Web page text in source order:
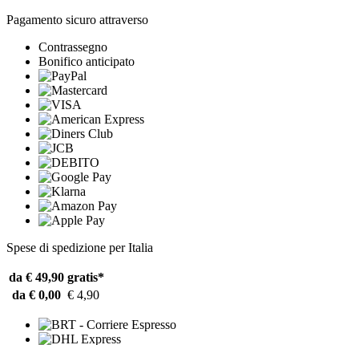
Pagamento sicuro attraverso
Contrassegno
Bonifico anticipato
Spese di spedizione per Italia
da € 49,90 gratis*
da € 0,00 € 4,90